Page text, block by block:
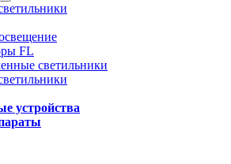
FL
светильники
устройства